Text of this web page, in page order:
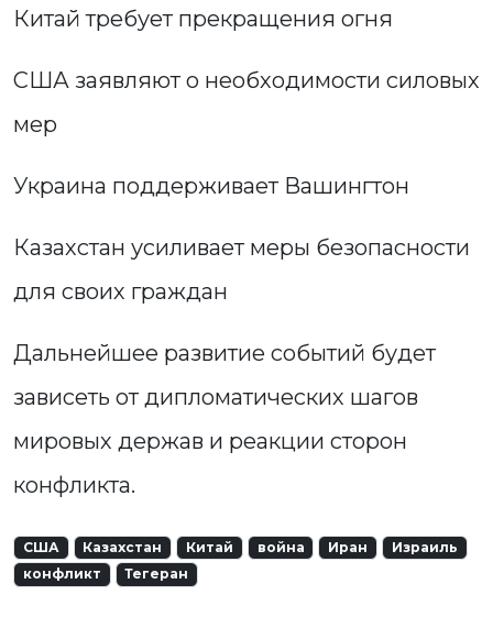
Китай требует прекращения огня
США заявляют о необходимости силовых
мер
Украина поддерживает Вашингтон
Казахстан усиливает меры безопасности
для своих граждан
Дальнейшее развитие событий будет
зависеть от дипломатических шагов
мировых держав и реакции сторон
конфликта.
США Казахстан Китай война Иран
Израиль
конфликт
Тегеран